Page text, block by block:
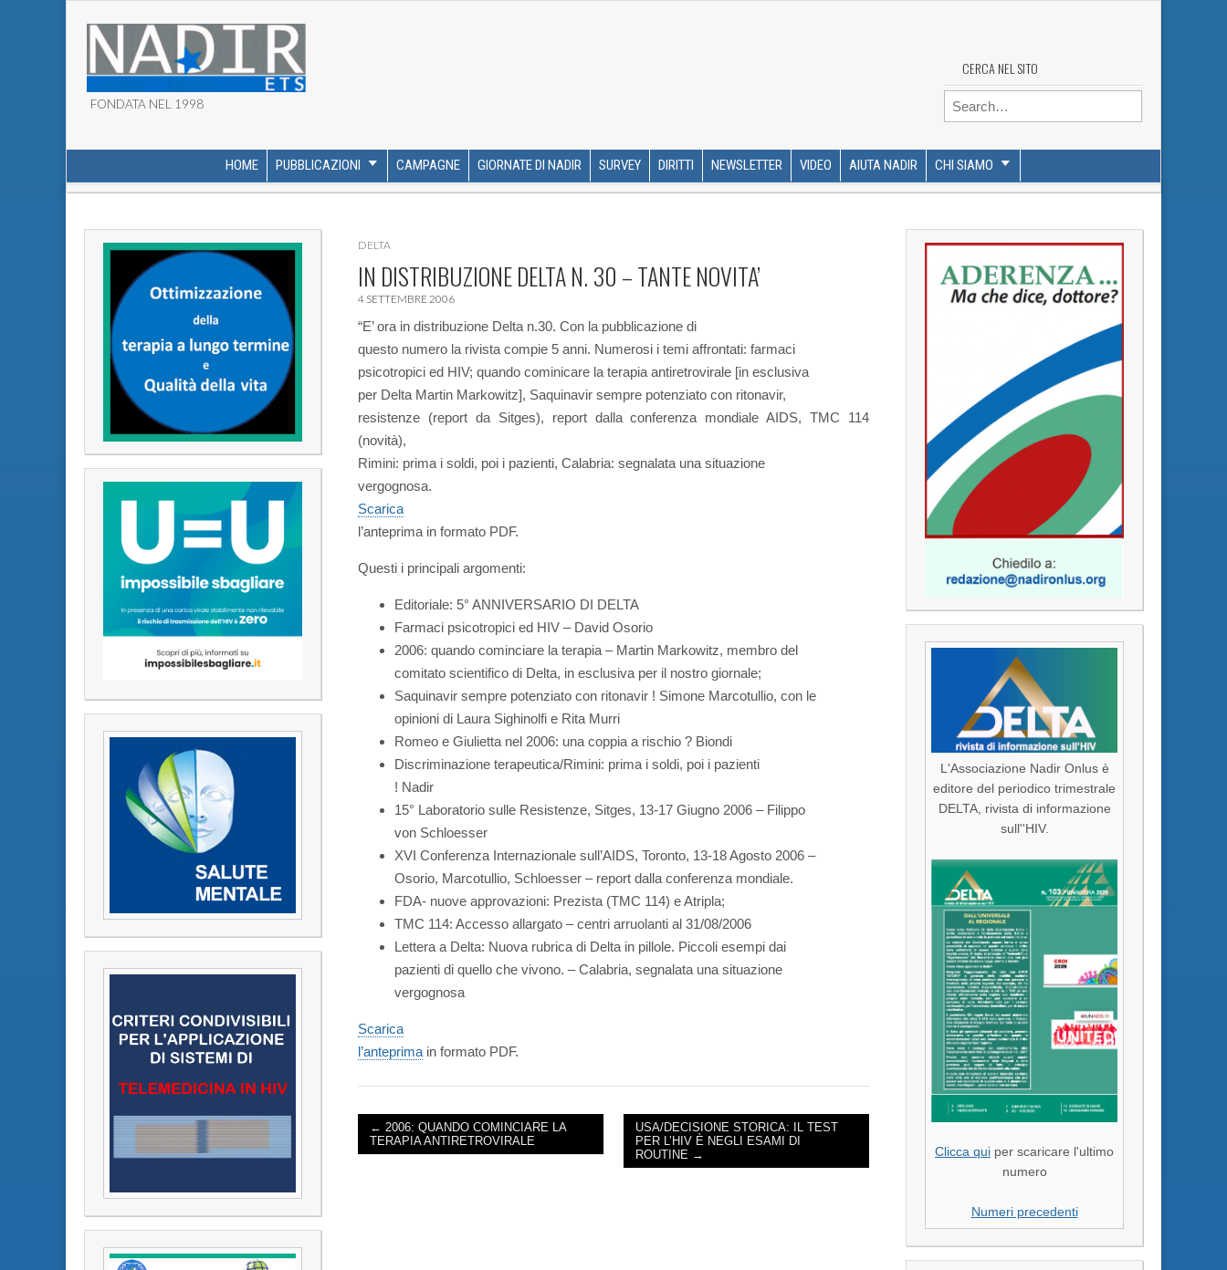
ASSOCIAZIONE NADIR ETS
FONDATA NEL 1998
CERCA NEL SITO
Search for:
MAIN MENU
SKIP TO CONTENT
HOME PUBBLICAZIONI CAMPAGNE GIORNATE DI NADIR SURVEY DIRITTI NEWSLETTER VIDEO AIUTA NADIR CHI SIAMO
SUB MENU
DELTA
IN DISTRIBUZIONE DELTA N. 30 – TANTE NOVITA’
4 SETTEMBRE 2006
“E’ ora in distribuzione Delta n.30. Con la pubblicazione di
questo numero la rivista compie 5 anni. Numerosi i temi affrontati: farmaci
psicotropici ed HIV; quando cominicare la terapia antiretrovirale [in esclusiva
per Delta Martin Markowitz], Saquinavir sempre potenziato con ritonavir,
resistenze (report da Sitges), report dalla conferenza mondiale AIDS, TMC 114
(novità),
Rimini: prima i soldi, poi i pazienti, Calabria: segnalata una situazione
vergognosa.
Scarica
l’anteprima in formato PDF.
Questi i principali argomenti:
Editoriale: 5° ANNIVERSARIO DI DELTA
Farmaci psicotropici ed HIV – David Osorio
2006: quando cominciare la terapia – Martin Markowitz, membro del
comitato scientifico di Delta, in esclusiva per il nostro giornale;
Saquinavir sempre potenziato con ritonavir ! Simone Marcotullio, con le
opinioni di Laura Sighinolfi e Rita Murri
Romeo e Giulietta nel 2006: una coppia a rischio ? Biondi
Discriminazione terapeutica/Rimini: prima i soldi, poi i pazienti
! Nadir
15° Laboratorio sulle Resistenze, Sitges, 13-17 Giugno 2006 – Filippo
von Schloesser
XVI Conferenza Internazionale sull’AIDS, Toronto, 13-18 Agosto 2006 –
Osorio, Marcotullio, Schloesser – report dalla conferenza mondiale.
FDA- nuove approvazioni: Prezista (TMC 114) e Atripla;
TMC 114: Accesso allargato – centri arruolanti al 31/08/2006
Lettera a Delta: Nuova rubrica di Delta in pillole. Piccoli esempi dai
pazienti di quello che vivono. – Calabria, segnalata una situazione
vergognosa
Scarica
l’anteprima in formato PDF.
POST NAVIGATION
← 2006: QUANDO COMINCIARE LA
TERAPIA ANTIRETROVIRALE
USA/DECISIONE STORICA: IL TEST
PER L’HIV È NEGLI ESAMI DI
ROUTINE →
L'Associazione Nadir Onlus è
editore del periodico trimestrale
DELTA, rivista di informazione
sull''HIV.
Clicca qui per scaricare l'ultimo
numero
Numeri precedenti